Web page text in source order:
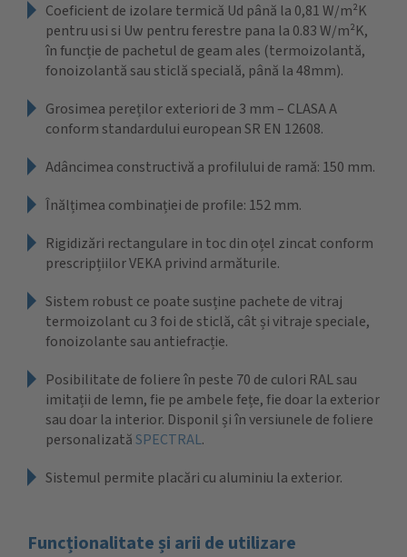
Coeficient de izolare termică Ud până la 0,81 W/m²K
pentru usi si Uw pentru ferestre pana la 0.83 W/m²K,
în funcție de pachetul de geam ales (termoizolantă,
fonoizolantă sau sticlă specială, până la 48mm).
Grosimea pereților exteriori de 3 mm – CLASA A
conform standardului european SR EN 12608.
Adâncimea constructivă a profilului de ramă: 150 mm.
Înălțimea combinației de profile: 152 mm.
Rigidizări rectangulare in toc din oțel zincat conform
prescripțiilor VEKA privind armăturile.
Sistem robust ce poate susține pachete de vitraj
termoizolant cu 3 foi de sticlă, cât și vitraje speciale,
fonoizolante sau antiefracție.
Posibilitate de foliere în peste 70 de culori RAL sau
imitații de lemn, fie pe ambele fețe, fie doar la exterior
sau doar la interior. Disponil și în versiunele de foliere
personalizatăSPECTRAL.
Sistemul permite placări cu aluminiu la exterior.
Funcționalitate și arii de utilizare